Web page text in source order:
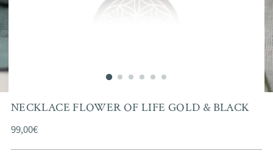
NECKLACE FLOWER OF LIFE GOLD & BLACK
Regular
99,00€